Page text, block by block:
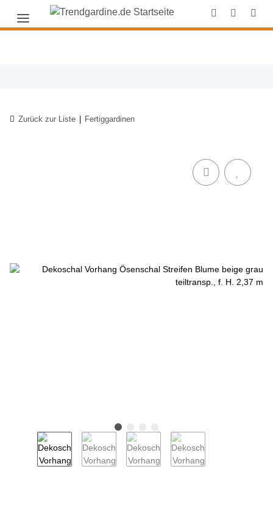
Zurück zur Liste Fertiggardinen